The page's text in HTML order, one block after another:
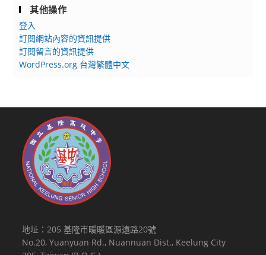
其他操作
登入
訂閱網站內容的資訊提供
訂閱留言的資訊提供
WordPress.org 台灣繁體中文
地址：205 基隆市暖暖區源遠路20號
No.20, Yuanyuan Rd., Nuannuan Dist., Keelung City